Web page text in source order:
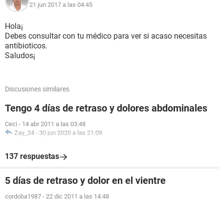
21 jun 2017 a las 04:45
Hola¡
Debes consultar con tu médico para ver si acaso necesitas
antibioticos.
Saludos¡
Discusiones similares
Tengo 4 días de retraso y dolores abdominales
Ceci - 14 abr 2011 a las 03:48
Zay_24 - 30 jun 2020 a las 21:09
137 respuestas
5 días de retraso y dolor en el vientre
cordoba1987 - 22 dic 2011 a las 14:48